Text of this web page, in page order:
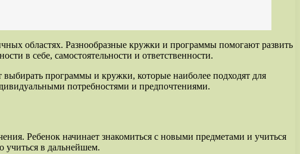
областях. Разнообразные кружки и программы помогают развить
в себе, самостоятельности и ответственности.
выбирать программы и кружки, которые наиболее подходят для
потребностями и предпочтениями.
Ребенок начинает знакомиться с новыми предметами и учиться
учиться в дальнейшем.